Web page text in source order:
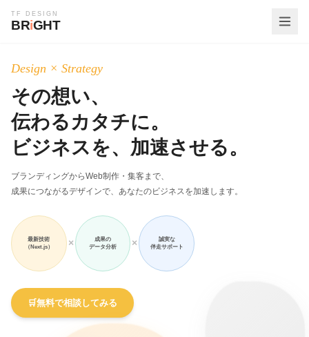
TF DESIGN
BRiGHT
Design × Strategy
その想い、
伝わるカタチに。
ビジネスを、加速させる。
ブランディングからWeb制作・集客まで、
成果につながるデザインで、あなたのビジネスを加速します。
最新技術
（Next.js）
×
成果の
データ分析
×
誠実な
伴走サポート
🛒無料で相談してみる